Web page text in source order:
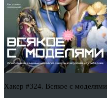
Хакер #324. Всякое с моделями